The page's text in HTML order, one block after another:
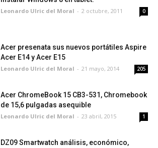
Leonardo Ulric del Moral - 2 octubre, 2011 0
Acer presenata sus nuevos portátiles Aspire
Acer E14 y Acer E15
Leonardo Ulric del Moral - 21 mayo, 2014 205
Acer ChromeBook 15 CB3-531, Chromebook
de 15,6 pulgadas asequible
Leonardo Ulric del Moral - 23 abril, 2015 1
DZ09 Smartwatch análisis, económico,